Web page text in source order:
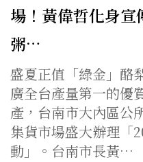
場！黃偉哲化身
粥…
盛夏正值「綠金」酪
廣全台產量第一的優
產，台南市大內區公
集貨市場盛大辦理「
動」。台南市長黃…